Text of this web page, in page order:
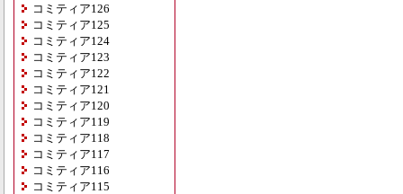
コミティア126
コミティア125
コミティア124
コミティア123
コミティア122
コミティア121
コミティア120
コミティア119
コミティア118
コミティア117
コミティア116
コミティア115